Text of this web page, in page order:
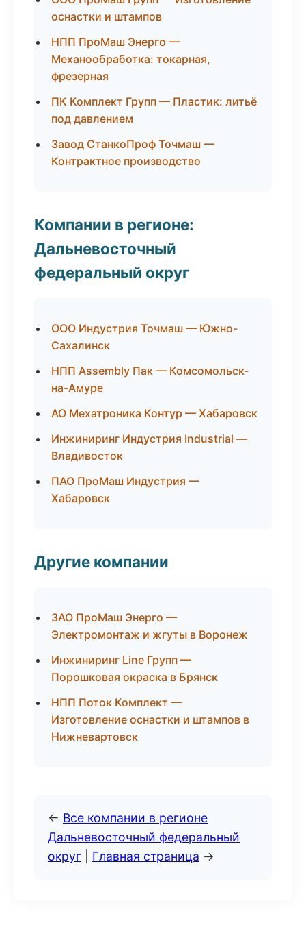
оснастки и штампов
НПП ПроМаш Энерго —
Механообработка: токарная,
фрезерная
ПК Комплект Групп — Пластик: литьё
под давлением
Завод СтанкоПроф Точмаш —
Контрактное производство
Компании в регионе:
Дальневосточный
федеральный округ
ООО Индустрия Точмаш — Южно-
Сахалинск
НПП Assembly Пак — Комсомольск-
на-Амуре
АО Мехатроника Контур — Хабаровск
Инжиниринг Индустрия Industrial —
Владивосток
ПАО ПроМаш Индустрия —
Хабаровск
Другие компании
ЗАО ПроМаш Энерго —
Электромонтаж и жгуты в Воронеж
Инжиниринг Line Групп —
Порошковая окраска в Брянск
НПП Поток Комплект —
Изготовление оснастки и штампов в
Нижневартовск
← Все компании в регионе
Дальневосточный федеральный
округ
Главная страница →